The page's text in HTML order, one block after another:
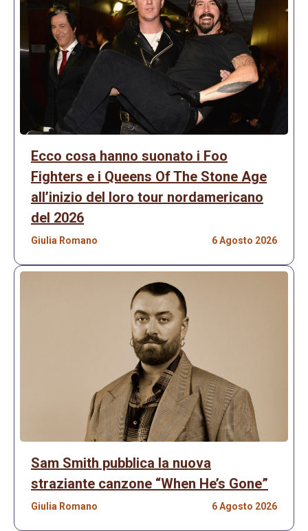
Ecco cosa hanno suonato i Foo
Fighters e i Queens Of The Stone Age
all’inizio del loro tour nordamericano
del 2026
Giulia Romano 6 Agosto 2026
Sam Smith pubblica la nuova
straziante canzone “When He’s Gone”
Giulia Romano 6 Agosto 2026